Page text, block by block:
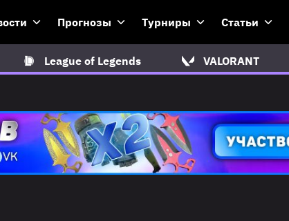
Прогнозы Турниры Статьи
League of Legends VALORANT